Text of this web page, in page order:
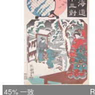
45% 一致